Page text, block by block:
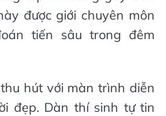
được giới chuyên môn
tiến sâu trong đêm
hút với màn trình diễn
đẹp. Dàn thí sinh tự tin